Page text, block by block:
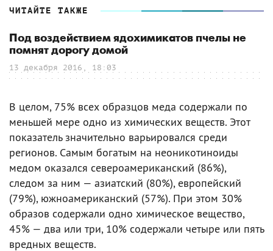
ЧИТАЙТЕ ТАКЖЕ
Под воздействием ядохимикатов пчелы не
помнят дорогу домой
13 декабря 2016, 18:03
В целом, 75% всех образцов меда содержали по
меньшей мере одно из химических веществ. Этот
показатель значительно варьировался среди
регионов. Самым богатым на неоникотиноиды
медом оказался североамериканский (86%),
следом за ним — азиатский (80%), европейский
(79%), южноамериканский (57%). При этом 30%
образов содержали одно химическое вещество,
45% — два или три, 10% содержали четыре или пять
вредных веществ.